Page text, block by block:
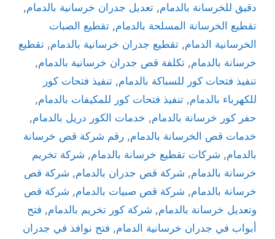
دقيق للخرسانة بالدمام, تعديل جدران خرسانية بالدمام,
تقطيع الخرسانة المسلحة بالدمام, تقطيع الصبات
الخرسانية الدمام, تقطيع جدران خرسانية بالدمام, تقطيع
خرسانة بالدمام, تكلفة قص جدران خرسانية بالدمام,
تنفيذ فتحات كور للسباكة بالدمام, تنفيذ فتحات كور
للكهرباء بالدمام, تنفيذ فتحات كور للمكيفات بالدمام,
حفر كور خرسانة بالدمام, خدمات الكور دريل بالدمام,
خدمات قص الخرسانة بالدمام, رقم شركة قص خرسانة
بالدمام, شركات تقطيع خرسانة بالدمام, شركة تخريم
خرسانة بالدمام, شركة قص جدران بالدمام, شركة قص
خرسانة بالدمام, شركة قص صبيات بالدمام, شركة قص
وتعديل خرسانة بالدمام, شركة كور تخريم بالدمام, فتح
أبواب في جدران خرسانية الدمام, فتح نوافذ في جدران